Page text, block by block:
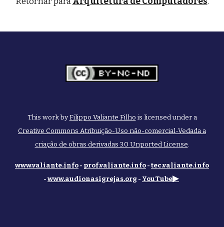
This work by Filippo Valiante Filho is licensed under a
Creative Commons Atribuição-Uso não-comercial-Vedada a
criação de obras derivadas 3.0 Unported License.
www.valiante.info- prof.valiante.info-tec.valiante.info
-www.audionasigrejas.org - YouTube▶